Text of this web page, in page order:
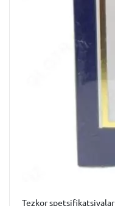
Tezkor spetsifikatsiyalar